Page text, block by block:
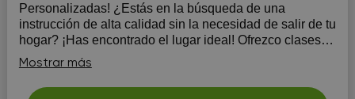
Personalizadas! ¿Estás en la búsqueda de una
instrucción de alta calidad sin la necesidad de salir de tu
hogar? ¡Has encontrado el lugar ideal! Ofrezco clases
online exclusivas, meticulosamente diseñadas para
satisfacer tus necesidades...
Mostrar más